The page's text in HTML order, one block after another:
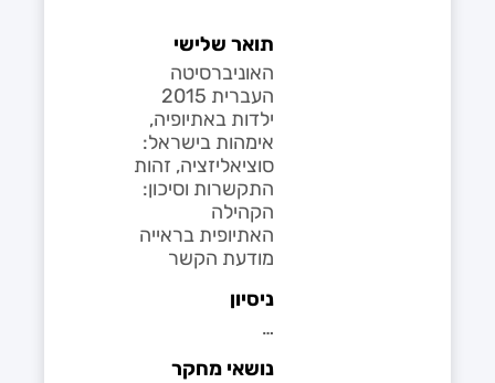
תואר שלישי
האוניברסיטה
העברית 2015
ילדות באתיופיה,
אימהות בישראל:
סוציאליזציה, זהות
התקשרות וסיכון:
הקהילה
האתיופית בראייה
מודעת הקשר
ניסיון
…
נושאי מחקר